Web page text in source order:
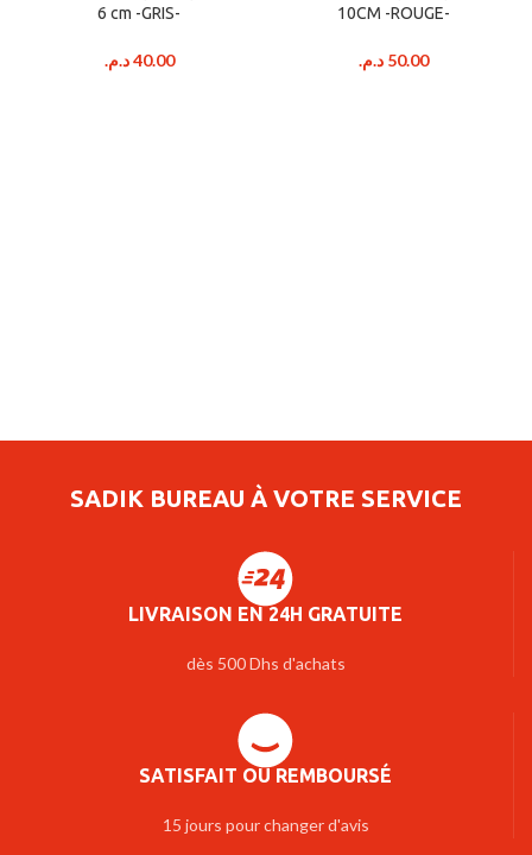
6 cm -GRIS-
40.00 د.م.
10CM -ROUGE-
50.00 د.م.
SADIK BUREAU À VOTRE SERVICE
LIVRAISON EN 24H GRATUITE
dès 500 Dhs d'achats
SATISFAIT OU REMBOURSÉ
15 jours pour changer d'avis